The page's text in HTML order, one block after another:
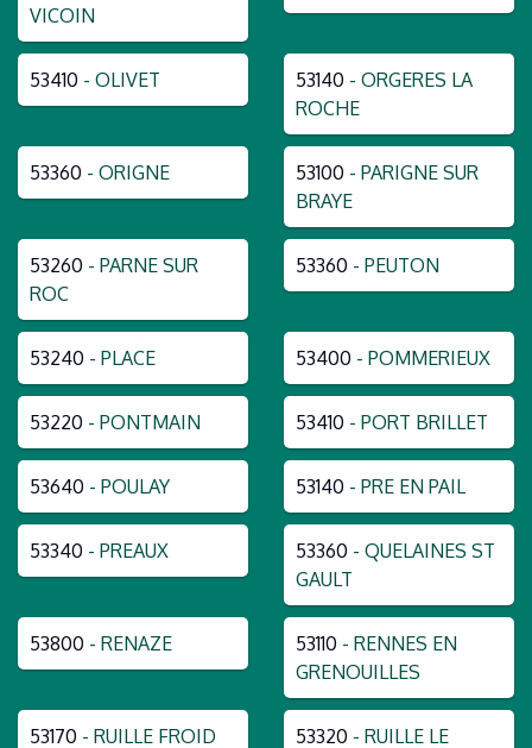
VICOIN
53410 - OLIVET 53140 - ORGERES LA
ROCHE
53360 - ORIGNE 53100 - PARIGNE SUR
BRAYE
53260 - PARNE SUR
ROC
53360 - PEUTON
53240 - PLACE 53400 - POMMERIEUX
53220 - PONTMAIN 53410 - PORT BRILLET
53640 - POULAY 53140 - PRE EN PAIL
53340 - PREAUX 53360 - QUELAINES ST
GAULT
53800 - RENAZE 53110 - RENNES EN
GRENOUILLES
53170 - RUILLE FROID
53320 - RUILLE LE